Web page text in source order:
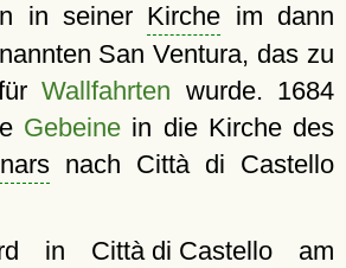
in seiner Kirche im dann
San Ventura, das zu
fürWallfahrten wurde. 1684
Gebeine in die Kirche des
nach Città di Castello
in Città di Castelloam